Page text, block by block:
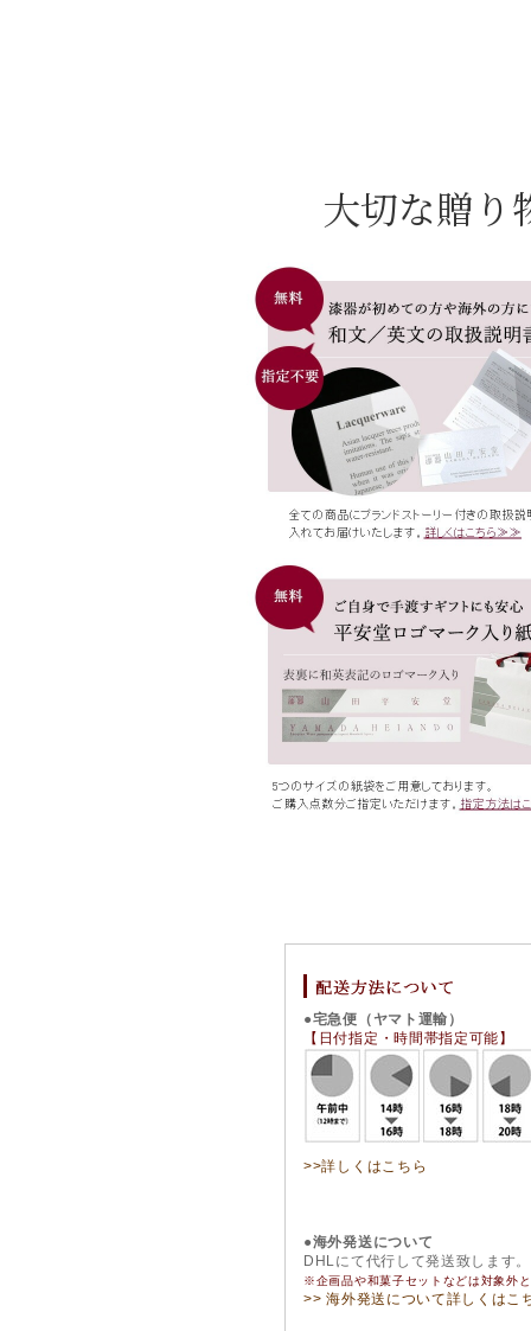
大切な贈
●宅急便（ヤマト運輸）
【日付指定・時間帯指定可能】
>>詳しくはこちら
●海外発送について
DHLにて代行して発送致します。
※企画品や和菓子セットなどは対象外
>> 海外発送について詳しくはこ